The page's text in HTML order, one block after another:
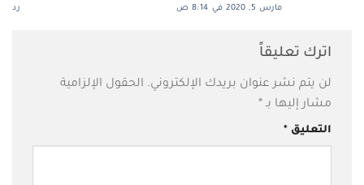
مارس 5, 2020 في 8:14 ص رد
اترك تعليقاً
لن يتم نشر عنوان بريدك الإلكتروني. الحقول الإلزامية
مشار إليها بـ *
التعليق *